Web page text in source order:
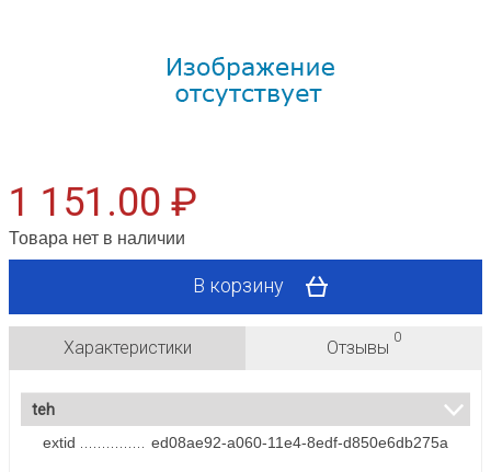
1 151.00 ₽
Товара нет в наличии
В корзину
Характеристики Отзывы
0
teh
extid
ed08ae92-a060-11e4-8edf-d850e6db275a